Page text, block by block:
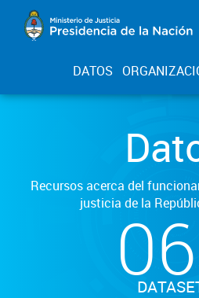
DATOS
Recursos acerca del
justicia de la